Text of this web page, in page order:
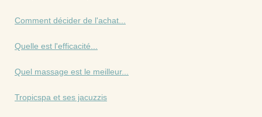
Comment décider de l'achat...
Quelle est l'efficacité...
Quel massage est le meilleur...
Tropicspa et ses jacuzzis